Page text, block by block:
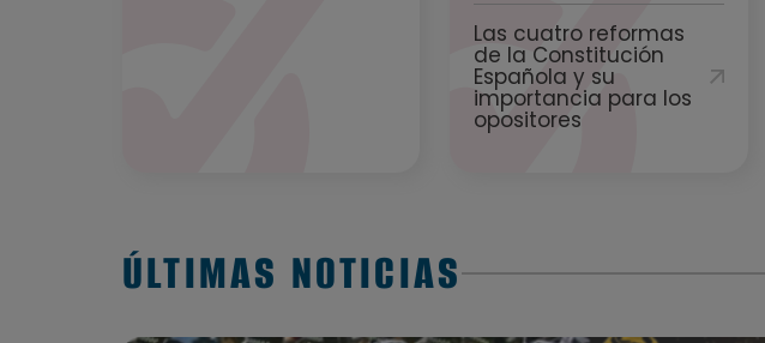
Las cuatro reformas
de la Constitución
Española y su
importancia para los
opositores
ÚLTIMAS NOTICIAS